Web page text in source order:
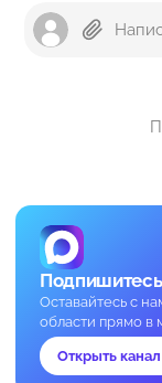
Оставайтесь с
области прямо в
Открыть